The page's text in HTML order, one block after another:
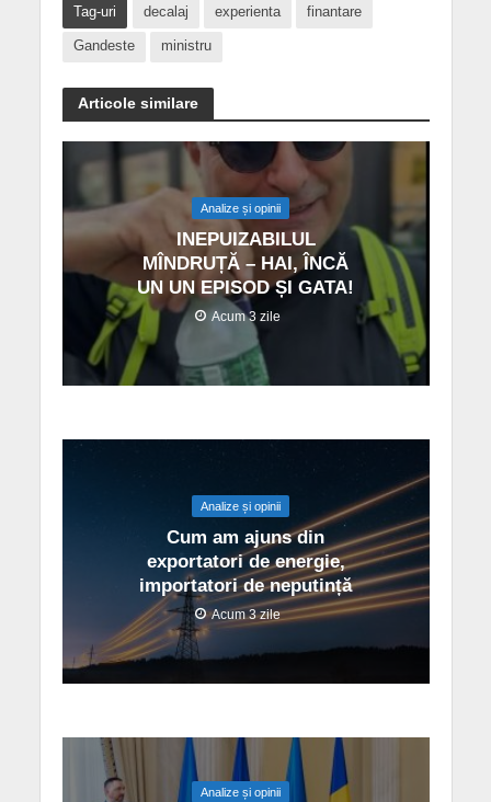
Tag-uri decalaj experienta finantare
Gandeste ministru
Articole similare
Analize și opinii
INEPUIZABILUL
MÎNDRUȚĂ – HAI, ÎNCĂ
UN UN EPISOD ȘI GATA!
Acum 3 zile
Analize și opinii
Cum am ajuns din
exportatori de energie,
importatori de neputință
Acum 3 zile
Analize și opinii